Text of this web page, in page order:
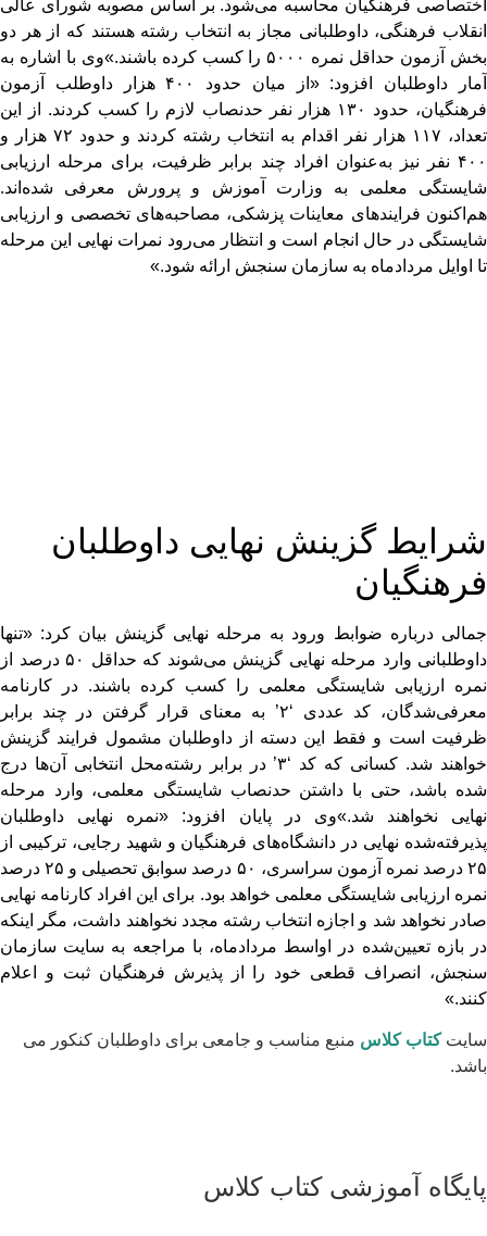
اختصاصی فرهنگیان محاسبه می‌شود. بر اساس مصوبه شورای عالی
انقلاب فرهنگی، داوطلبانی مجاز به انتخاب رشته هستند که از هر دو
بخش آزمون حداقل نمره ۵۰۰۰ را کسب کرده باشند.»وی با اشاره به
آمار داوطلبان افزود: «از میان حدود ۴۰۰ هزار داوطلب آزمون
فرهنگیان، حدود ۱۳۰ هزار نفر حدنصاب لازم را کسب کردند. از این
تعداد، ۱۱۷ هزار نفر اقدام به انتخاب رشته کردند و حدود ۷۲ هزار و
۴۰۰ نفر نیز به‌عنوان افراد چند برابر ظرفیت، برای مرحله ارزیابی
شایستگی معلمی به وزارت آموزش و پرورش معرفی شده‌اند.
هم‌اکنون فرایندهای معاینات پزشکی، مصاحبه‌های تخصصی و ارزیابی
شایستگی در حال انجام است و انتظار می‌رود نمرات نهایی این مرحله
تا اوایل مردادماه به سازمان سنجش ارائه شود.»
شرایط گزینش نهایی داوطلبان
فرهنگیان
جمالی درباره ضوابط ورود به مرحله نهایی گزینش بیان کرد: «تنها
داوطلبانی وارد مرحله نهایی گزینش می‌شوند که حداقل ۵۰ درصد از
نمره ارزیابی شایستگی معلمی را کسب کرده باشند. در کارنامه
معرفی‌شدگان، کد عددی ‘۲’ به معنای قرار گرفتن در چند برابر
ظرفیت است و فقط این دسته از داوطلبان مشمول فرایند گزینش
خواهند شد. کسانی که کد ‘۳’ در برابر رشته‌محل انتخابی آن‌ها درج
شده باشد، حتی با داشتن حدنصاب شایستگی معلمی، وارد مرحله
نهایی نخواهند شد.»وی در پایان افزود: «نمره نهایی داوطلبان
پذیرفته‌شده نهایی در دانشگاه‌های فرهنگیان و شهید رجایی، ترکیبی از
۲۵ درصد نمره آزمون سراسری، ۵۰ درصد سوابق تحصیلی و ۲۵ درصد
نمره ارزیابی شایستگی معلمی خواهد بود. برای این افراد کارنامه نهایی
صادر نخواهد شد و اجازه انتخاب رشته مجدد نخواهند داشت، مگر اینکه
در بازه تعیین‌شده در اواسط مردادماه، با مراجعه به سایت سازمان
سنجش، انصراف قطعی خود را از پذیرش فرهنگیان ثبت و اعلام
کنند.»
سایتکتاب کلاس منبع مناسب و جامعی برای داوطلبان کنکور می
باشد.
پایگاه آموزشی کتاب کلاس